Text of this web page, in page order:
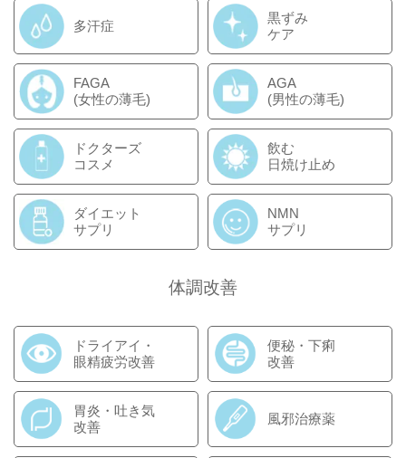
多汗症
黒ずみ
ケア
FAGA
(女性の薄毛)
AGA
(男性の薄毛)
ドクターズ
コスメ
飲む
日焼け止め
ダイエット
サプリ
NMN
サプリ
体調改善
ドライアイ・
眼精疲労改善
便秘・下痢
改善
胃炎・吐き気
改善
風邪治療薬